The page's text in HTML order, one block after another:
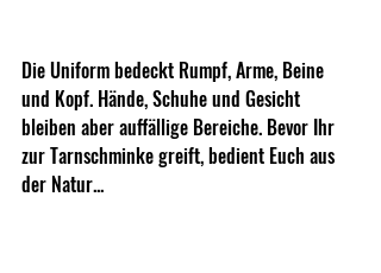
Die Uniform bedeckt Rumpf, Arme, Beine
und Kopf. Hände, Schuhe und Gesicht
bleiben aber auffällige Bereiche. Bevor Ihr
zur Tarnschminke greift, bedient Euch aus
der Natur...